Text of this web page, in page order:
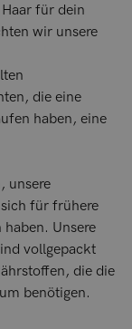
für dein
wir unsere
die eine
haben, eine
unsere
für frühere
Unsere
vollgepackt
die die
benötigen.